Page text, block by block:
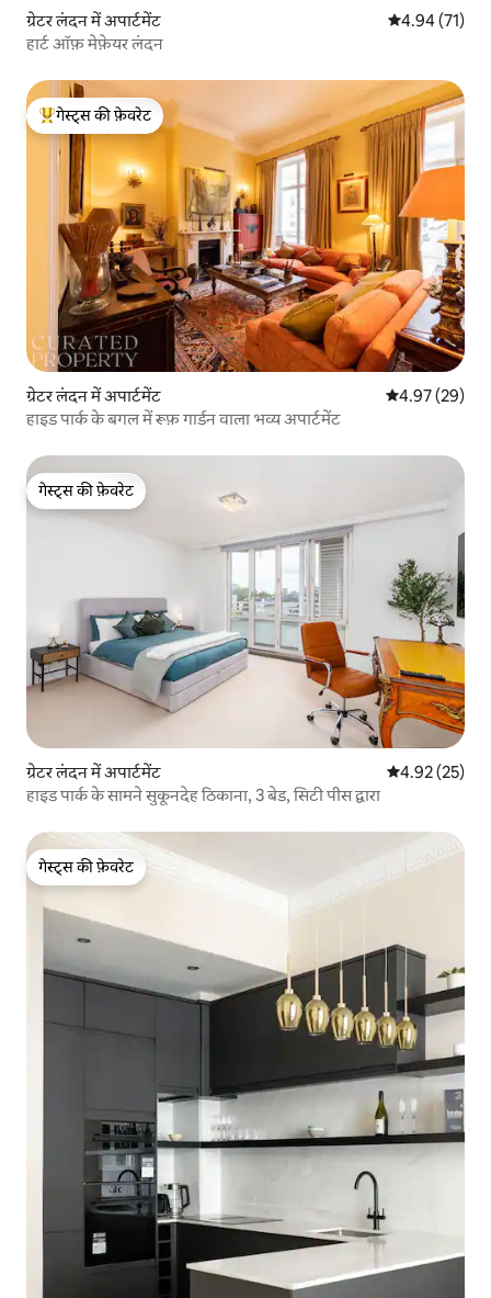
ग्रेटर लंदन में अपार्टमेंट औसत रेटिंग 5 में
4.94 (71)
हार्ट ऑफ़ मेफ़ेयर लंदन
गेस्ट्स का टॉप फ़ेवरेट
गेस्ट्स की फ़ेवरेट
ग्रेटर लंदन में अपार्टमेंट औसत रेटिंग 5 में
4.97 (29)
हाइड पार्क के बगल में रूफ़ गार्डन वाला भव्य अपार्टमेंट
गेस्ट्स की फ़ेवरेट
गेस्ट्स की फ़ेवरेट
ग्रेटर लंदन में अपार्टमेंट औसत रेटिंग 5 में
4.92 (25)
हाइड पार्क के सामने सुकूनदेह ठिकाना, 3 बेड, सिटी पीस द्वारा
गेस्ट्स की फ़ेवरेट
गेस्ट्स की फ़ेवरेट